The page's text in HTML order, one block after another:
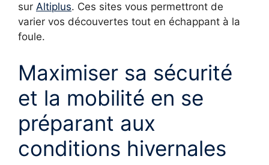
sur Altiplus. Ces sites vous permettront de
varier vos découvertes tout en échappant à la
foule.
Maximiser sa sécurité
et la mobilité en se
préparant aux
conditions hivernales